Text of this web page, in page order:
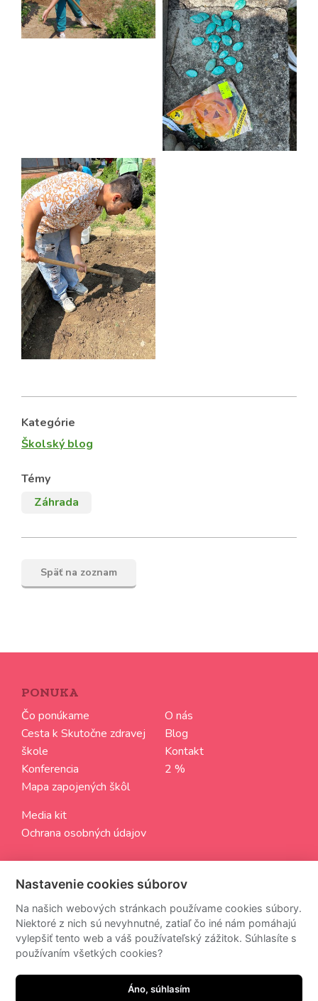
Kategórie
Školský blog
Témy
Záhrada
Späť na zoznam
PONUKA
Čo ponúkame
Cesta k Skutočne zdravej
škole
Konferencia
Mapa zapojených škôl
O nás
Blog
Kontakt
2 %
Media kit
Ochrana osobných údajov
Z odberu newsettra sa môžete kedykoľvek odhlásiť.
Nastavenie cookies súborov
Na našich webových stránkach používame cookies súbory.
Niektoré z nich sú nevyhnutné, zatiaľ čo iné nám pomáhajú
vylepšiť tento web a váš používateľský zážitok. Súhlasíte s
používaním všetkých cookies?
Áno, súhlasím